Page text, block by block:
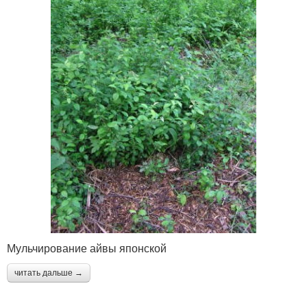
Мульчирование айвы японской
читать дальше →